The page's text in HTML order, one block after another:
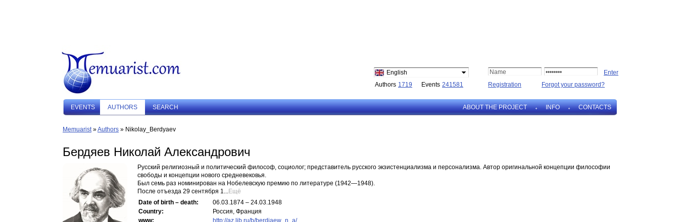
English
Authors 1719 Events 241581 Registration Forgot your password?
EVENTS AUTHORS SEARCH ABOUT THE PROJECT INFO CONTACTS
Memuarist»Authors » Nikolay_Berdyaev
Бердяев Николай Александрович
Русский религиозный и политический философ, социолог; представитель русского экзистенциализмa и персонализма. Автор оригинальной концепции философии
свободы и концепции нового средневековья.
Был семь раз номинирован на Нобелевскую премию по литературе (1942—1948).
После отъезда 29 сентября 1...Ещё
Date of birth – death:
06.03.1874 – 24.03.1948
Country:
Россия, Франция
www:
http://az.lib.ru/b/berdjaew_n_a/